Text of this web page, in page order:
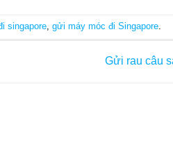
singapore, gửi máy móc đi Singapore.
Gửi rau câu